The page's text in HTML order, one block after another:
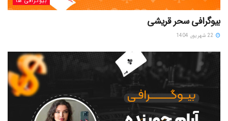
بیوگرافی سحر قریشی